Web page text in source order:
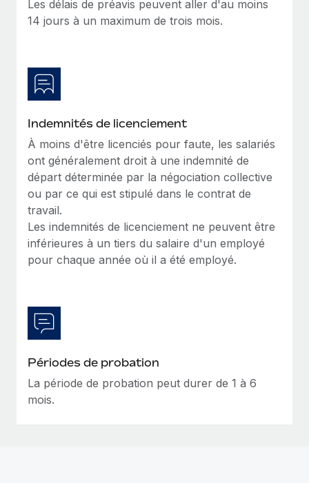
Création d’entité
Établissez des entités rapidement et en toute
Mobilité et déménagement international
Organisez facilement le déménagement de vos
Avantages sociaux
Gérez facilement les avantages sociaux
Explorer le blog
Mises à jour des produits de Remote :
freelances Plus
Remote a toujours pour mission d'aider les entreprises de
toute taille à embaucher, gérer et payer...
En savoir plus
Comment Phiture gère ses 55 employés
répartis dans 19 pays grâce à Remote
En savoir plus
Les délais de préavis peuvent aller d'au moins
14 jours à un maximum de trois mois.
Indemnités de licenciement
À moins d'être licenciés pour faute, les salariés
ont généralement droit à une indemnité de
départ déterminée par la négociation collective
ou par ce qui est stipulé dans le contrat de
travail.
Les indemnités de licenciement ne peuvent être
inférieures à un tiers du salaire d'un employé
pour chaque année où il a été employé.
Périodes de probation
La période de probation peut durer de 1 à 6
mois.